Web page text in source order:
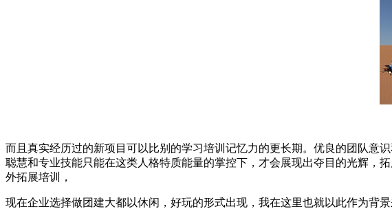
而且真实经历过的新项目可以比别的学习培训记忆力的更长期。优良的团队意
聪慧和专业技能只能在这类人格特质能量的掌控下，才会展现出夺目的光辉，
外拓展培训，
现在企业选择做团建大都以休闲，好玩的形式出现，我在这里也就以此作为背景